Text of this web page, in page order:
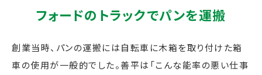
フォードのトラックでパンを運搬
創業当時、パンの運搬には自転車に木箱を取り付けた箱
車の使用が一般的でした。善平は「こんな能率の悪い仕事